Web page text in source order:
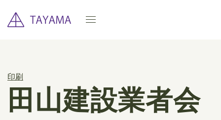
印刷
田山建設業者会